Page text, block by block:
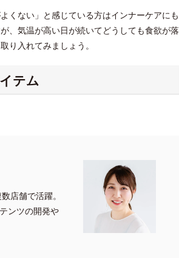
くない」と感じている方はインナーケアにも
、気温が高い日が続いてどうしても食欲が落
り入れてみましょう。
テム
店舗で活躍。
ンツの開発や